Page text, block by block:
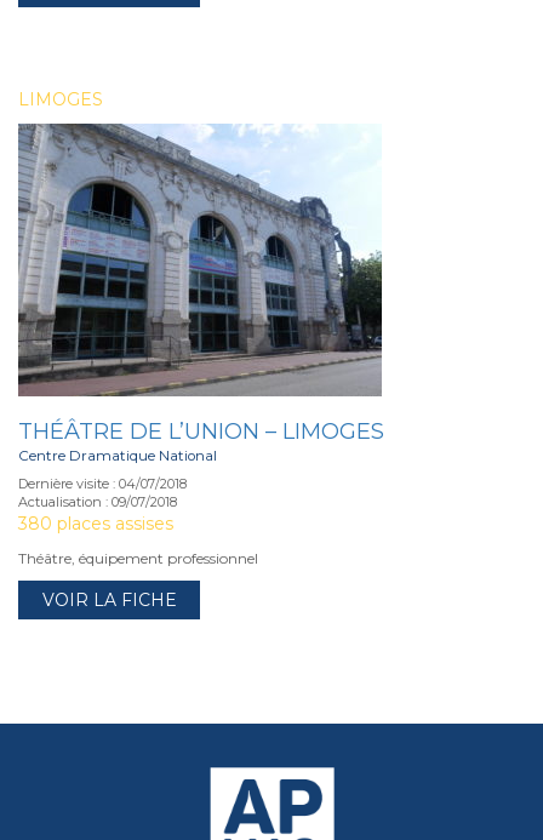
LIMOGES
THÉÂTRE DE L’UNION – LIMOGES
Centre Dramatique National
Dernière visite : 04/07/2018
Actualisation : 09/07/2018
380 places assises
Théâtre, équipement professionnel
VOIR LA FICHE